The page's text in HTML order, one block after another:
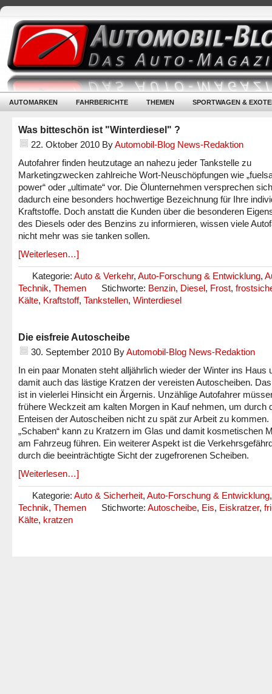
AUTOMARKEN FAHRBERICHTE THEMEN SPORTWAGEN &
Was bitteschön ist "Winterdiesel" ?
22. Oktober 2010 ByAutomobil-Blog News-Redaktion
Autofahrer finden heutzutage an nahezu jeder Tankstelle zu
Marketingzwecken zahlreiche Wort-Neuschöpfungen wie
power“ oder „ultimate“ vor. Die Ölunternehmen versprechen sich
dadurch eine besonders hochwertige Bezeichnung für Ihre
Kraftstoffe. Doch anstatt die Kunden über die besonderen
des Diesels oder des Benzins zu informieren, wissen viele
nicht mehr was sie tanken sollen.
[Weiterlesen…]
Kategorie: Auto & Verkehr, Auto-Forschung & Entwicklung,
Technik, Themen Stichworte: Benzin, Diesel, Frost,
Kälte, Kraftstoff, Tankstellen, Winterdiesel
Die eisfreie Autoscheibe
30. September 2010 ByAutomobil-Blog News-Redaktion
In ein paar Monaten steht alljährlich wieder der Winter ins Haus
damit auch das lästige Kratzen der vereisten Autoscheiben.
ist in vielerlei Hinsicht ein Ärgernis. Unzählige Autofahrer
frühere Weckzeit am kalten Morgen in Kauf nehmen, um durch
Enteisen der Autoscheiben nicht zu spät zur Arbeit zu kommen.
„Schaben“ kann zu Kratzern im Glas und damit kosmetischen
am Fahrzeug führen. Ein weiterer Aspekt ist die
durch die beeinträchtigte Sicht der zugefrorenen Scheiben.
[Weiterlesen…]
Kategorie: Auto & Sicherheit, Auto-Forschung & Entwicklung
Technik, Themen Stichworte: Autoscheibe, Eis, Eiskratzer,
Kälte, kratzen